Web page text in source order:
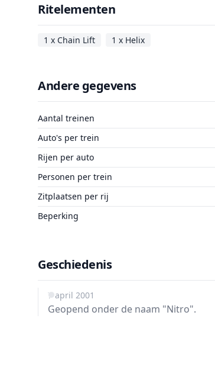
Ritelementen
1 x Chain Lift 1 x Helix
Andere gegevens
Aantal treinen
Auto's per trein
Rijen per auto
Personen per trein
Zitplaatsen per rij
Beperking
Geschiedenis
7 april 2001
Geopend onder de naam "Nitro".